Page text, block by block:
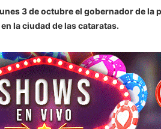
3 de octubre el gobernador de
la ciudad de las cataratas.